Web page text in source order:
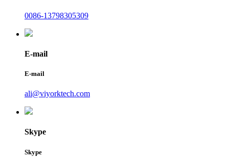
0086-13798305309
E-mail
E-mail
ali@viyorktech.com
Skype
Skype